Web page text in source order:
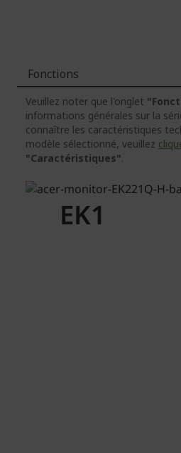
Fonctions
Veuillez noter que l'onglet
informations générales sur la
connaître les caractéristiques
modèle sélectionné, veuillez
"Caractéristiques".